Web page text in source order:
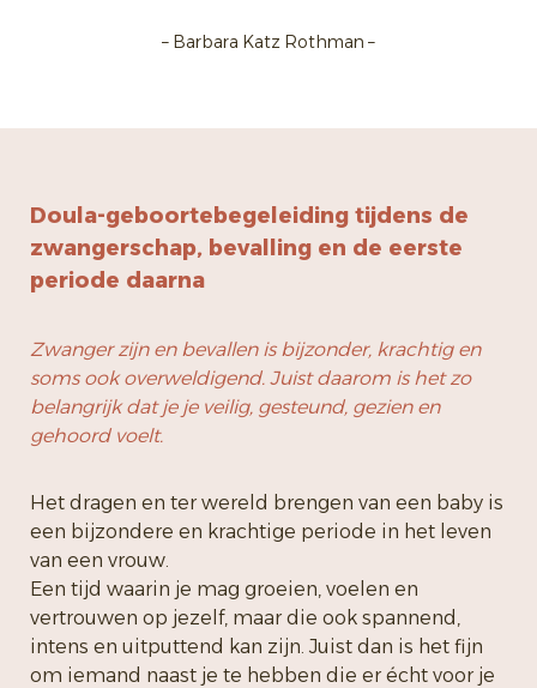
– Barbara Katz Rothman –
Doula-geboortebegeleiding tijdens de
zwangerschap, bevalling en de eerste
periode daarna
Zwanger zijn en bevallen is bijzonder, krachtig en
soms ook overweldigend. Juist daarom is het zo
belangrijk dat je je veilig, gesteund, gezien en
gehoord voelt.
Het dragen en ter wereld brengen van een baby is
een bijzondere en krachtige periode in het leven
van een vrouw.
Een tijd waarin je mag groeien, voelen en
vertrouwen op jezelf, maar die ook spannend,
intens en uitputtend kan zijn. Juist dan is het fijn
om iemand naast je te hebben die er écht voor je